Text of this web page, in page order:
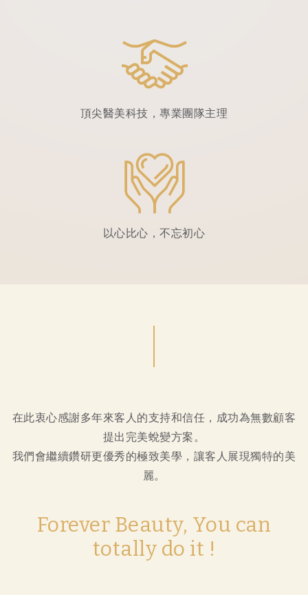
頂尖醫美科技，專業團隊主理
以心比心，不忘初心
在此衷心感謝多年來客人的支持和信任，成功為無數顧客
提出完美蛻變方案。
我們會繼續鑽研更優秀的極致美學，讓客人展現獨特的美
麗。
Forever Beauty, You can
totally do it !